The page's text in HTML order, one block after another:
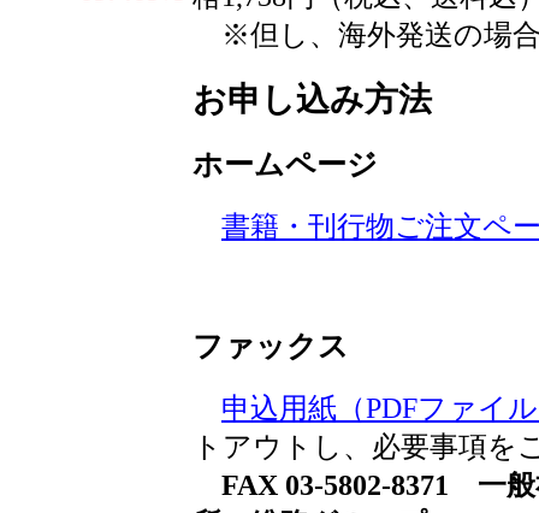
※但し、海外発送の場
お申し込み方法
ホームページ
書籍・刊行物ご注文ペ
ファックス
申込用紙（PDFファイ
トアウトし、必要事項を
FAX 03-5802-8371 一